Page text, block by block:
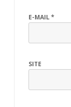
E-MAIL*
SITE